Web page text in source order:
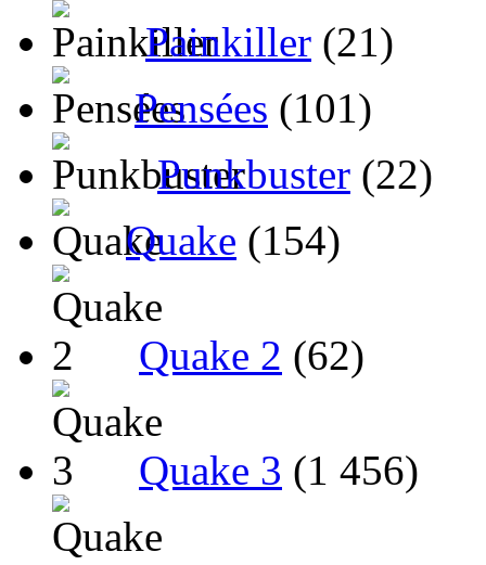
Painkiller (21)
Pensées (101)
Punkbuster (22)
Quake (154)
Quake 2 (62)
Quake 3 (1 456)